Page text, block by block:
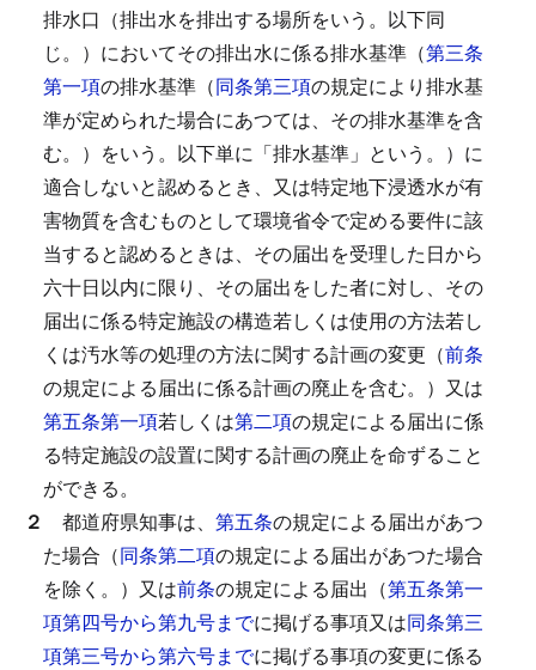
排水口（排出水を排出する場所をいう。以下同
じ。）においてその排出水に係る排水基準（第三条
第一項の排水基準（同条第三項の規定により排水基
準が定められた場合にあつては、その排水基準を含
む。）をいう。以下単に「排水基準」という。）に
適合しないと認めるとき、又は特定地下浸透水が有
害物質を含むものとして環境省令で定める要件に該
当すると認めるときは、その届出を受理した日から
六十日以内に限り、その届出をした者に対し、その
届出に係る特定施設の構造若しくは使用の方法若し
くは汚水等の処理の方法に関する計画の変更（前条
の規定による届出に係る計画の廃止を含む。）又は
第五条第一項若しくは第二項の規定による届出に係
る特定施設の設置に関する計画の廃止を命ずること
ができる。
２ 都道府県知事は、 第五条の規定による届出があつ
た場合（同条第二項の規定による届出があつた場合
を除く。）又は前条の規定による届出（第五条第一
項第四号から第九号までに掲げる事項又は同条第三
項第三号から第六号までに掲げる事項の変更に係る